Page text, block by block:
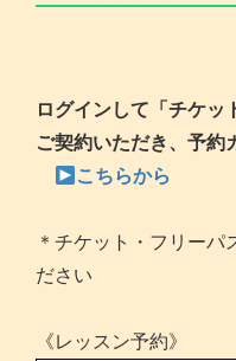
ログインして「チケッ
ご契約いただき、予約
こちらから
＊チケット・フリーパ
ださい
《レッスン予約》